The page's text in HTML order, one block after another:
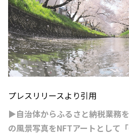
プレスリリースより引用
▶自治体からふるさと納税業務
の風景写真をNFTアートとして